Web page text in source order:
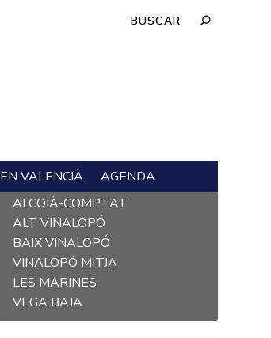
EN VALENCIÀ AGENDA
L´ALACANTÍ
ALCOIÀ-COMPTAT
ALT VINALOPÓ
BAIX VINALOPÓ
VINALOPÓ MITJA
LES MARINES
VEGA BAJA